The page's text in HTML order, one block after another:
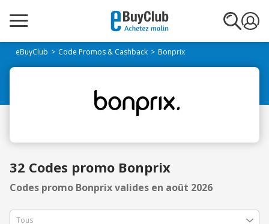
eBuyClub Code Promos & Cashback Bonprix
32 Codes promo Bonprix
Codes promo Bonprix valides en août 2026